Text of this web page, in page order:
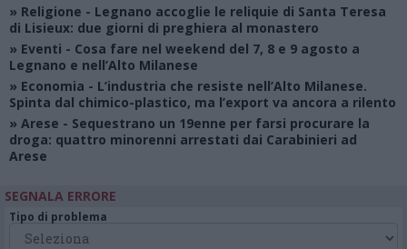
» Religione - Legnano accoglie le reliquie di Santa Teresa
di Lisieux: due giorni di preghiera al monastero
» Eventi - Cosa fare nel weekend del 7, 8 e 9 agosto a
Legnano e nell’Alto Milanese
» Economia - L’industria che resiste nell’Alto Milanese.
Spinta dal chimico-plastico, ma l’export va ancora a rilento
» Arese - Sequestrano un 19enne per farsi procurare la
droga: quattro minorenni arrestati dai Carabinieri ad
Arese
SEGNALA ERRORE
Tipo di problema